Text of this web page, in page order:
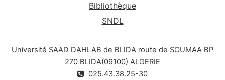
Bibliothèque
SNDL
Université SAAD DAHLAB de BLIDA route de SOUMAA BP
270 BLIDA(09100) ALGERIE
025.43.38.25-30